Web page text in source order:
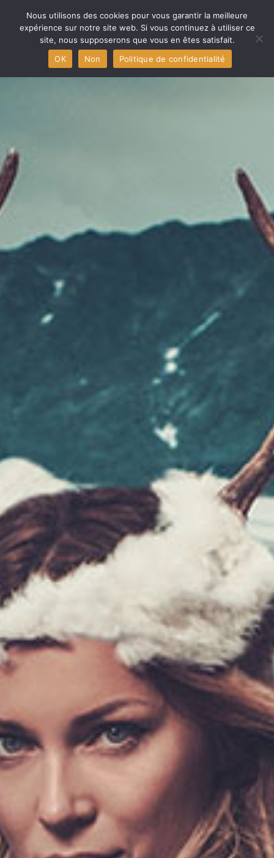
MENU
Nous utilisons des cookies pour vous garantir la meilleure
expérience sur notre site web. Si vous continuez à utiliser ce
site, nous supposerons que vous en êtes satisfait.
OK
Non Politique de confidentialité